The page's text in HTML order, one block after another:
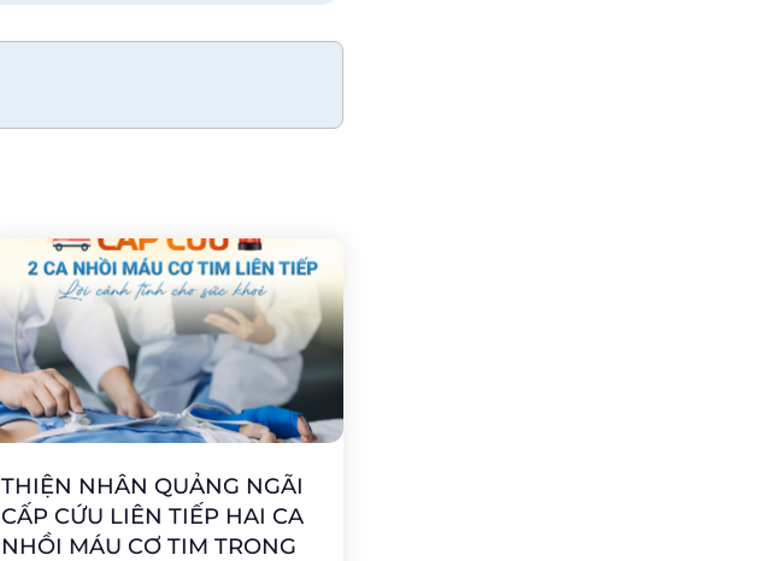
THIỆN NHÂN QUẢNG NGÃI
CẤP CỨU LIÊN TIẾP HAI CA
NHỒI MÁU CƠ TIM TRONG